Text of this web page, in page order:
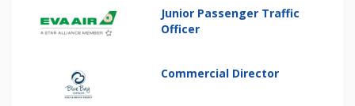
Junior Passenger Traffic
Officer
Commercial Director